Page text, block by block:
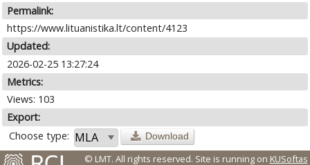
Permalink:
https://www.lituanistika.lt/content/4123
Updated:
2026-02-25 13:27:24
Metrics:
Views: 103
Export:
Choose type:
Download
© LMT. All rights reserved. Site is running on KUSoftas